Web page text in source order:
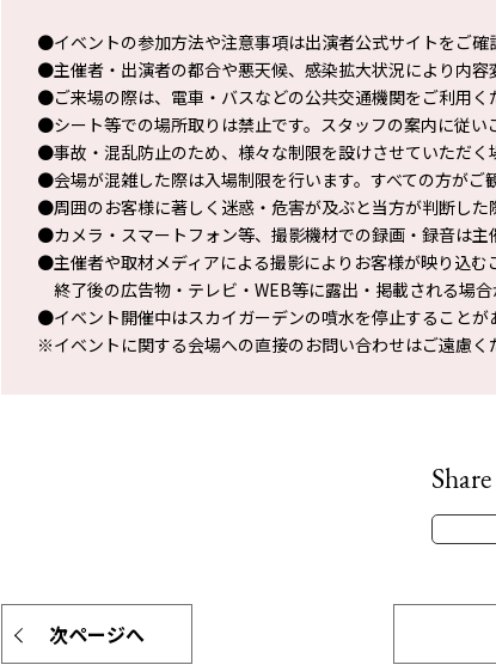
●イベントの参加方法や注意事項は出演者公式サイトをご確
●主催者・出演者の都合や悪天候、感染拡大状況により内容
●ご来場の際は、電車・バスなどの公共交通機関をご利用く
●シート等での場所取りは禁止です。スタッフの案内に従い
●事故・混乱防止のため、様々な制限を設けさせていただく
●会場が混雑した際は入場制限を行います。すべての方がご
●周囲のお客様に著しく迷惑・危害が及ぶと当方が判断した
●カメラ・スマートフォン等、撮影機材での録画・録音は
●主催者や取材メディアによる撮影によりお客様が映り込む
終了後の広告物・テレビ・WEB等に露出・掲載される場合
●イベント開催中はスカイガーデンの噴水を停止することが
※イベントに関する会場への直接のお問い合わせはご遠慮く
Share
次ページへ